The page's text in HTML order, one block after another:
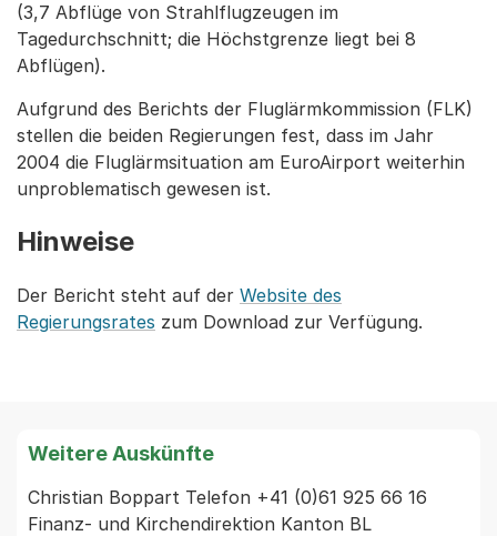
(3,7 Abflüge von Strahlflugzeugen im
Tagedurchschnitt; die Höchstgrenze liegt bei 8
Abflügen).
Aufgrund des Berichts der Fluglärmkommission (FLK)
stellen die beiden Regierungen fest, dass im Jahr
2004 die Fluglärmsituation am EuroAirport weiterhin
unproblematisch gewesen ist.
Hinweise
Der Bericht steht auf der Website des
Regierungsrates zum Download zur Verfügung.
Weitere Auskünfte
Christian Boppart Telefon +41 (0)61 925 66 16
Finanz- und Kirchendirektion Kanton BL